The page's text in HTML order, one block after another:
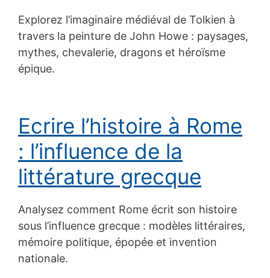
Explorez l’imaginaire médiéval de Tolkien à
travers la peinture de John Howe : paysages,
mythes, chevalerie, dragons et héroïsme
épique.
Ecrire l’histoire à Rome
: l’influence de la
littérature grecque
Analysez comment Rome écrit son histoire
sous l’influence grecque : modèles littéraires,
mémoire politique, épopée et invention
nationale.